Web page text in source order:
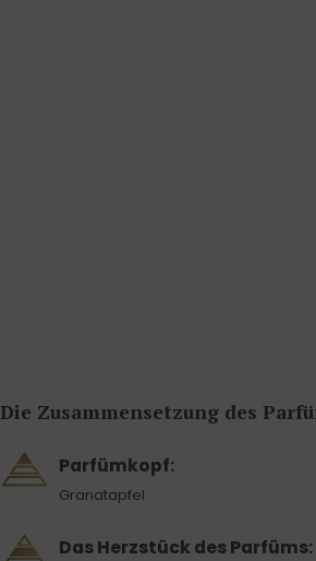
Die Zusammensetzung des
Parfümkopf:
Granatapfel
Das Herzstück des Parfüms: